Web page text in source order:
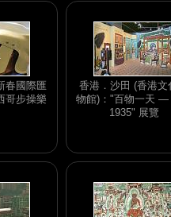
春國際匯
哥步操樂
香港．沙田 (香港文
物館)："百物一天 —
1935" 展覽